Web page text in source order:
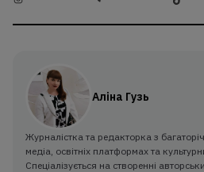
Аліна Гузь
Журналістка та редакторка з
медіа, освітніх платформах та
Спеціалізується на створенні